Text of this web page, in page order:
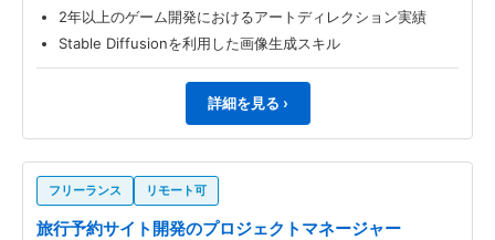
2年以上のゲーム開発におけるアートディレクション実績
Stable Diffusionを利用した画像生成スキル
詳細を見る ›
フリーランス リモート可
旅行予約サイト開発のプロジェクトマネージャー